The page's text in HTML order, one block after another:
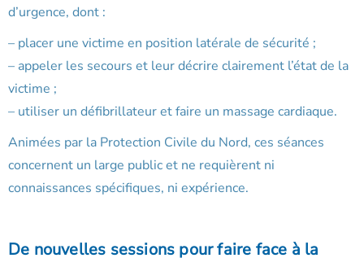
d’urgence, dont :
– placer une victime en position latérale de sécurité ;
– appeler les secours et leur décrire clairement l’état de la
victime ;
– utiliser un défibrillateur et faire un massage cardiaque.
Animées par la Protection Civile du Nord, ces séances
concernent un large public et ne requièrent ni
connaissances spécifiques, ni expérience.
De nouvelles sessions pour faire face à la